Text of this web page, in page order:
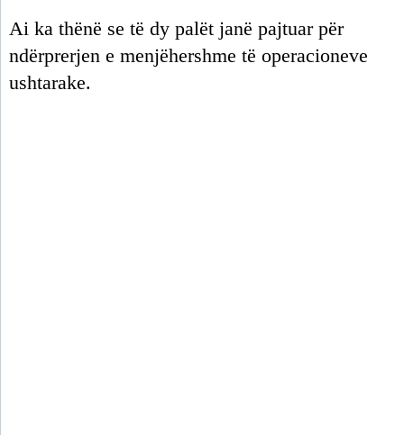
Ai ka thënë se të dy palët janë pajtuar për
ndërprerjen e menjëhershme të operacioneve
ushtarake.